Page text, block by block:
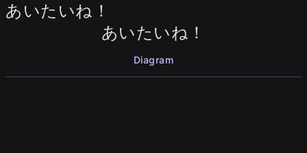
あいたいね！
あいたいね！
Diagram